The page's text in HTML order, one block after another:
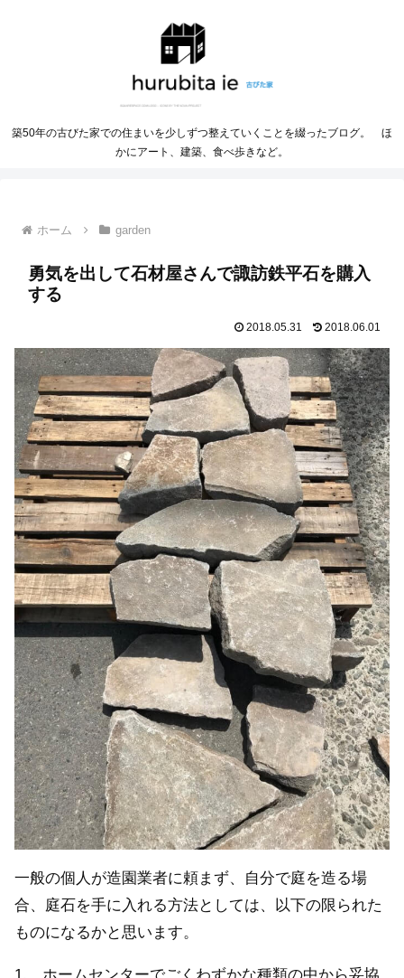
築50年の古びた家での住まいを少しずつ整えていくことを綴ったブログ。 ほ
かにアート、建築、食べ歩きなど。
ホーム garden
勇気を出して石材屋さんで諏訪鉄平石を購入
する
2018.05.31 2018.06.01
一般の個人が造園業者に頼まず、自分で庭を造る場
合、庭石を手に入れる方法としては、以下の限られた
ものになるかと思います。